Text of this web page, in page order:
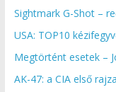
Sightmark G-Shot –
USA: TOP10
Megtörtént esetek –
AK-47: a CIA első